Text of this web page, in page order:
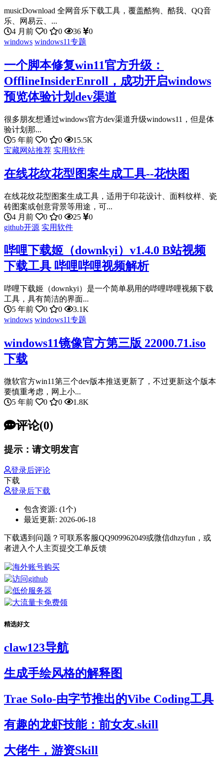
musicDownload 全网音乐下载工具，覆盖酷狗、酷我、QQ音
乐、网易云、...
4 月前
0 0 36
0
windows windows11专题
一个脚本修复win11官方升级：
OfflineInsiderEnroll，成功开启windows
预览体验计划dev渠道
很多朋友想通过windows官方dev渠道升级windows11，但是体
验计划那...
5 年前
0 0
15.5K
宝藏网站推荐 实用软件
在线花纹花型图案生成工具--花快图
在线花纹花型图案生成工具，适用于印花设计、面料纹样、瓷
砖图案或创意背景等用途，可...
4 月前
0 0 25
0
github开源 实用软件
哔哩下载姬（downkyi）v1.4.0 B站视频
下载工具 哔哩哔哩视频解析
哔哩下载姬（downkyi）是一个简单易用的哔哩哔哩视频下载
工具，具有简洁的界面...
5 年前
0 0
3.1K
windows windows11专题
windows11镜像官方第三版 22000.71.iso
下载
微软官方win11第三个dev版本推送更新了，不过更新这个版本
要慎重考虑，网上小...
5 年前
0 0 1.8K
评论(0)
提示：请文明发言
登录后评论
下载
登录后下载
包含资源: (1个)
最近更新: 2026-06-18
下载遇到问题？可联系客服QQ909962049或微信dhzyfun，或
者进入个人主页提交工单反馈
精选好文
claw123导航
生成手绘风格的解释图
Trae Solo-由字节推出的Vibe Coding工具
有趣的龙虾技能：前女友.skill
大佬牛，游资Skill